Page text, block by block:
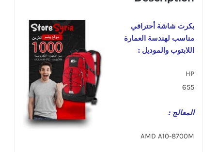
بكرت شاشة أحترافي
مناسب لهندسة العمارة
اللابتوب والموديل :
HP
655
المعالج :
AMD A10-8700M